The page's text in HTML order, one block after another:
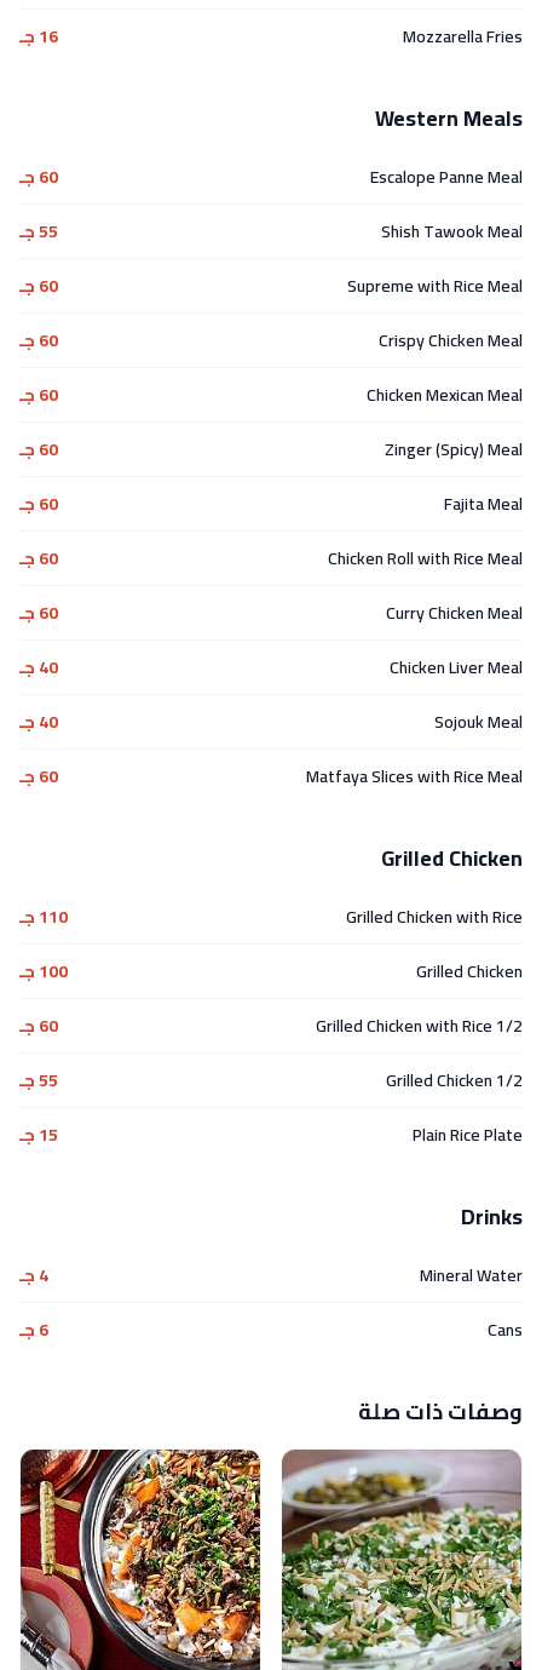
Mozzarella Fries
16 جـ
Western Meals
Escalope Panne Meal
60 جـ
Shish Tawook Meal
55 جـ
Supreme with Rice Meal
60 جـ
Crispy Chicken Meal
60 جـ
Chicken Mexican Meal
60 جـ
Zinger (Spicy) Meal
60 جـ
Fajita Meal
60 جـ
Chicken Roll with Rice Meal
60 جـ
Curry Chicken Meal
60 جـ
Chicken Liver Meal
40 جـ
Sojouk Meal
40 جـ
Matfaya Slices with Rice Meal
60 جـ
Grilled Chicken
Grilled Chicken with Rice
110 جـ
Grilled Chicken
100 جـ
1/2 Grilled Chicken with Rice
60 جـ
1/2 Grilled Chicken
55 جـ
Plain Rice Plate
15 جـ
Drinks
Mineral Water
4 جـ
Cans
6 جـ
وصفات ذات صلة